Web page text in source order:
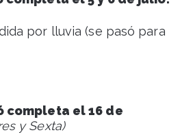
por lluvia (se pasó para
completa el 16 de
y Sexta)